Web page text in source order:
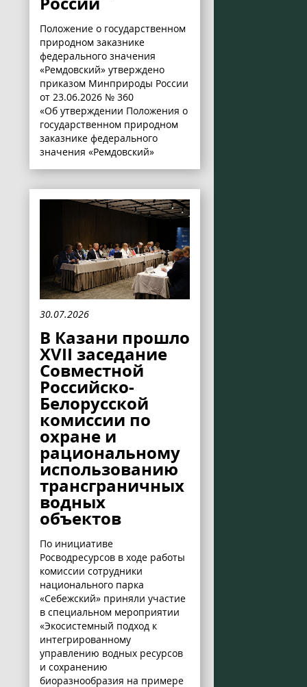
Положение о государственном
природном заказнике
федерального значения
«Ремдовский» утверждено
приказом Минприроды России
от 23.06.2026 № 360
«Об утверждении Положения о
государственном природном
заказнике федерального
значения «Ремдовский»
30.07.2026
В Казани прошло
XVII заседание
Совместной
Российско-
Белорусской
комиссии по
охране и
рациональному
использованию
трансграничных
водных
объектов
По инициативе
Росводресурсов в ходе работы
комиссии сотрудники
национального парка
«Себежский» приняли участие
в специальном мероприятии
«Экосистемный подход к
интегрированному
управлению водных ресурсов
и сохранению
биоразнообразия на примере